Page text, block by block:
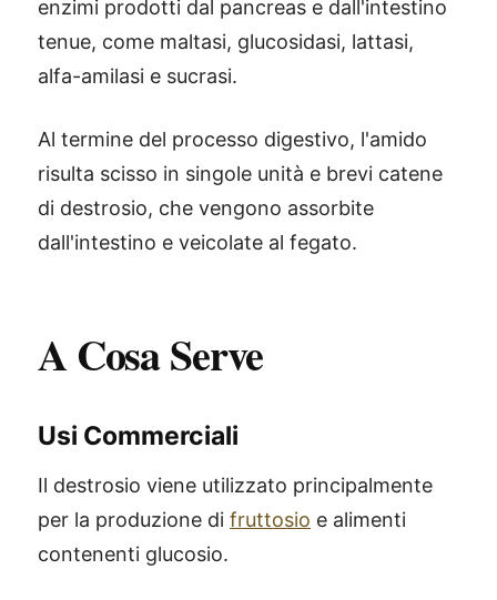
enzimi prodotti dal pancreas e dall'intestino
tenue, come maltasi, glucosidasi, lattasi,
alfa-amilasi e sucrasi.
Al termine del processo digestivo, l'amido
risulta scisso in singole unità e brevi catene
di destrosio, che vengono assorbite
dall'intestino e veicolate al fegato.
A Cosa Serve
Usi Commerciali
Il destrosio viene utilizzato principalmente
per la produzione di fruttosio e alimenti
contenenti glucosio.